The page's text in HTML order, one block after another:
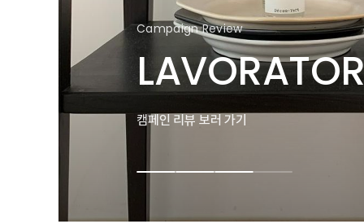
Campaign Review
YSL BEAUTY
캠페인 리뷰 보러 가기
Campaign Review
GIVENCHY
캠페인 리뷰 보러 가기
Campaign Review
CHICOR
캠페인 리뷰 보러 가기
Campaign Review
캠페인 리뷰 보러 가기
Campaign Review
YSL BEAUTY
캠페인 리뷰 보러 가기
Campaign Review
GIVENCHY
캠페인 리뷰 보러 가기